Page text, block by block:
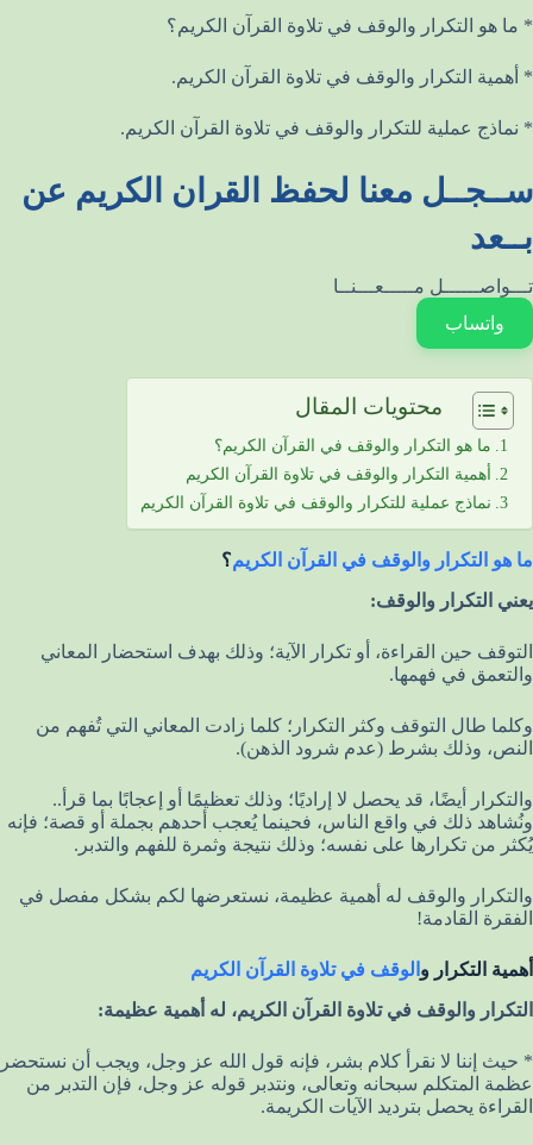
* ما هو التكرار والوقف في تلاوة القرآن الكريم؟
* أهمية التكرار والوقف في تلاوة القرآن الكريم.
* نماذج عملية للتكرار والوقف في تلاوة القرآن الكريم.
ســجــل معنا لحفظ القران الكريم عن
بــعد
تـــواصــــــل مـــــعـــنــا
واتساب
محتويات المقال
ما هو التكرار والوقف في القرآن الكريم؟
أهمية التكرار والوقف في تلاوة القرآن الكريم
نماذج عملية للتكرار والوقف في تلاوة القرآن الكريم
ما هو التكرار والوقف في القرآن الكريم؟
يعني التكرار والوقف:
التوقف حين القراءة، أو تكرار الآية؛ وذلك بهدف استحضار المعاني
والتعمق في فهمها.
وكلما طال التوقف وكثر التكرار؛ كلما زادت المعاني التي تُفهم من
النص، وذلك بشرط (عدم شرود الذهن).
والتكرار أيضًا، قد يحصل لا إراديًا؛ وذلك تعظيمًا أو إعجابًا بما قرأ..
ونُشاهد ذلك في واقع الناس، فحينما يُعجب أحدهم بجملة أو قصة؛ فإنه
يُكثر من تكرارها على نفسه؛ وذلك نتيجة وثمرة للفهم والتدبر.
والتكرار والوقف له أهمية عظيمة، نستعرضها لكم بشكل مفصل في
الفقرة القادمة!
أهمية التكرار و الوقف في تلاوة القرآن الكريم
التكرار والوقف في تلاوة القرآن الكريم، له أهمية عظيمة:
* حيث إننا لا نقرأ كلام بشر، فإنه قول الله عز وجل، ويجب أن نستحضر
عظمة المتكلم سبحانه وتعالى، ونتدبر قوله عز وجل، فإن التدبر من
القراءة يحصل بترديد الآيات الكريمة.